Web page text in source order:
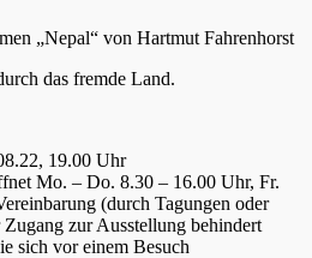
„Nepal“ von Hartmut Fahrenhorst
das fremde Land.
19.00 Uhr
Mo. – Do. 8.30 – 16.00 Uhr, Fr.
(durch Tagungen oder
zur Ausstellung behindert
sich vor einem Besuch